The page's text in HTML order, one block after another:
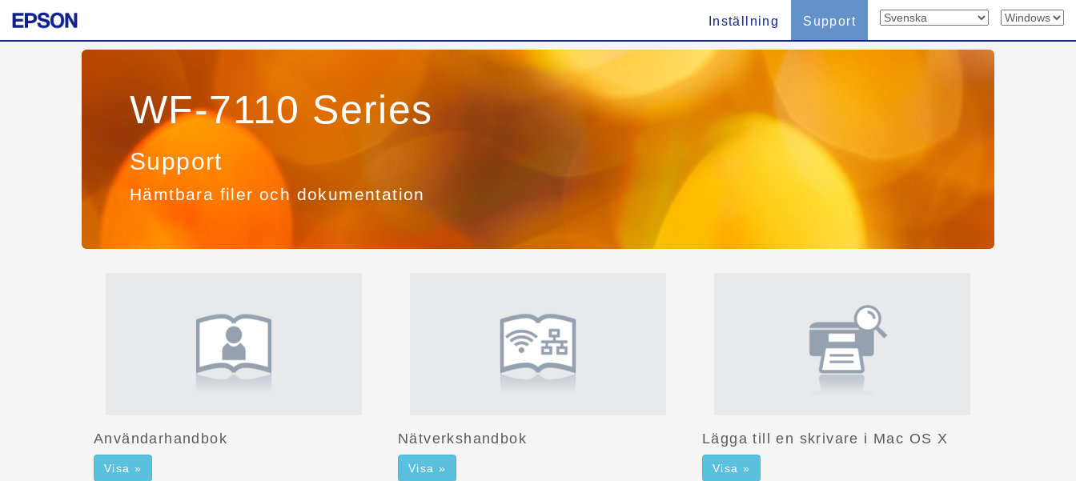
Inställning Support
WF-7110 Series
Support
Hämtbara filer och dokumentation
Användarhandbok
Visa »
Nätverkshandbok
Visa »
Lägga till en skrivare i Mac OS X
Visa »